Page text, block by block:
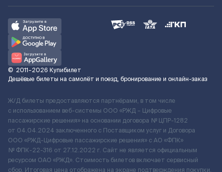
© 2011–2026 Купибилет
Дешёвые билеты на самолёт и поезд, бронирование и онлайн-заказ
Ж/Д билеты предоставляются партнёрами, в том числе
с использованием веб-системы ООО «РЖД – Цифровые
пассажирские решения» на основании договора № ЦПР-1282
от 04.04.2024 заключенного с Поставщиком услуг и Договора
ООО «РЖД-Цифровые пассажирские решения» c АО «ФПК»
№ ФПК-22-316 от 27.12.2022 г. Сайт не является официальным
ресурсом ОАО «РЖД». Стоимость билетов включает сервисный
сбор. Итоговая цена отображена на экране подтверждения покупки.